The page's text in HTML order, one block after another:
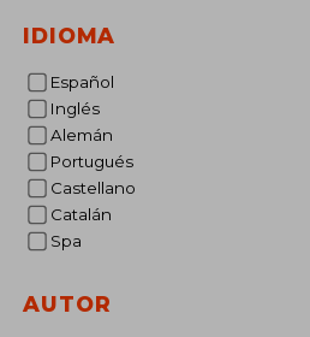
IDIOMA
Español
Inglés
Alemán
Portugués
Castellano
Catalán
Spa
AUTOR